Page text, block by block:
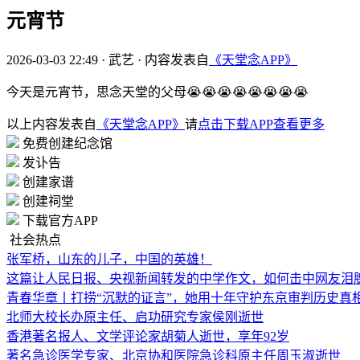
元宵节
2026-03-03 22:49 · 武艺 · 内容发表自 《天堂念APP》
今天是元宵节，思念天堂的父母😭😭😭😭😭😭😭😭
以上内容发表自 《天堂念APP》 请点击下载APP查看更多
免费创建纪念馆
发讣告
创建家谱
创建祠堂
下载官方APP
社会热点
张军桥，山东的儿子，中国的英雄！
这篇让人民日报、央视新闻转发的中学作文，如何击中网友
青春华章丨打捞“沉默的证言”，她用十年守护东京审判历史真
北师大校长办原主任、启功研究专家侯刚逝世
香港著名报人、文学评论家胡菊人逝世，享年92岁
著名急诊医学专家、北京协和医院急诊科原主任周玉淑逝世